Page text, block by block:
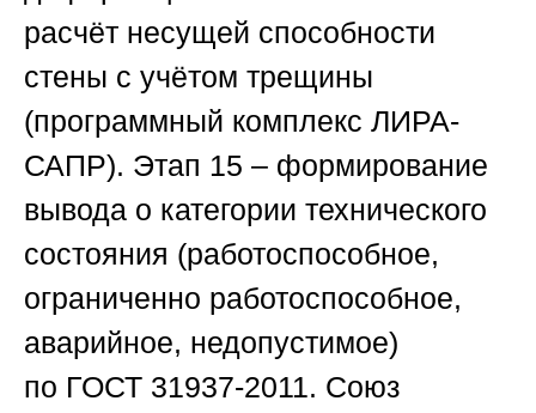
расчёт несущей способности
стены с учётом трещины
(программный комплекс ЛИРА-
САПР). Этап 15 – формирование
вывода о категории технического
состояния (работоспособное,
ограниченно работоспособное,
аварийное, недопустимое)
по ГОСТ 31937-2011. Союз